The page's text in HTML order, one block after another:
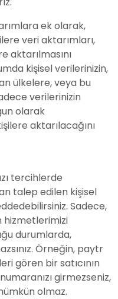
ek olarak,
veri aktarımları,
aktarılmasını
kişisel verilerinizin,
ülkelere, veya bu
verilerinizin
olarak
aktarılacağını
tercihlerde
talep edilen kişisel
Sadece,
hizmetlerimizi
durumlarda,
Örneğin, paytr
gören bir satıcının
girmezseniz,
olmaz.